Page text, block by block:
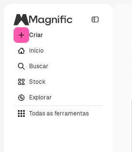
Criar
Início
Buscar
Stock
Explorar
Todas as ferramentas